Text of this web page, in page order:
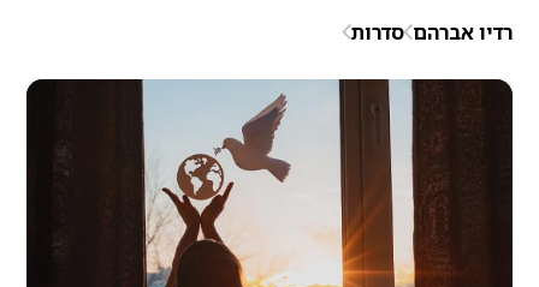
רדיו אברהם סדרות